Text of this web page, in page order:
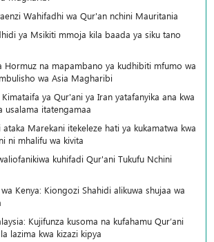
Wahifadhi wa Qur'an nchini Mauritania
ya Msikiti mmoja kila baada ya siku tano
Hormuz na mapambano ya kudhibiti mfumo wa
wa Asia Magharibi
ya Qur'ani ya Iran yatafanyika ana kwa
usalama itatengamaa
Marekani itekeleze hati ya kukamatwa kwa
ni mhalifu wa kivita
kuhifadi Qur'ani Tukufu Nchini
Kenya: Kiongozi Shahidi alikuwa shujaa wa
Kujifunza kusoma na kufahamu Qur’ani
lazima kwa kizazi kipya